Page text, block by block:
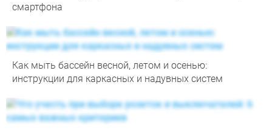
смартфона
Как мыть бассейн весной, летом и осенью:
инструкции для каркасных и надувных систем